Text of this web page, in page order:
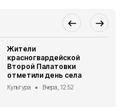
Жители
красногвардейской
Второй Палатовки
отметили день села
Культура Вчера, 12:52